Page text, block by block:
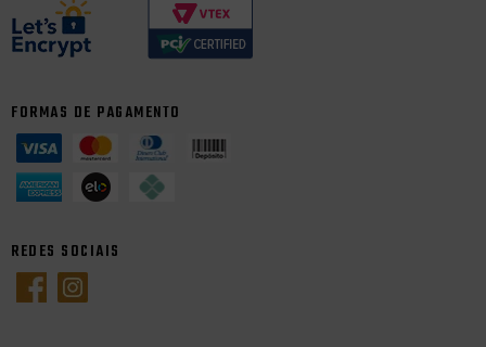
FORMAS DE PAGAMENTO
REDES SOCIAIS